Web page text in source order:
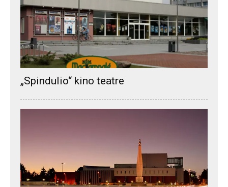
„Spindulio“ kino teatre